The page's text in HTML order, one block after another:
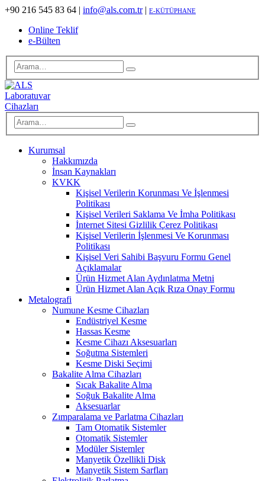
+90 216 545 83 64 | info@als.com.tr| E-KÜTÜPHANE
Online Teklif
e-Bülten
Kurumsal
Hakkımızda
İnsan Kaynakları
KVKK
Kişisel Verilerin Korunması Ve İşlenmesi
Politikası
Kişisel Verileri Saklama Ve İmha Politikası
İnternet Sitesi Gizlilik Çerez Politikası
Kişisel Verilerin İşlenmesi Ve Korunması
Politikası
Kişisel Veri Sahibi Başvuru Formu Genel
Açıklamalar
Ürün Hizmet Alan Aydınlatma Metni
Ürün Hizmet Alan Açık Rıza Onay Formu
Metalografi
Numune Kesme Cihazları
Endüstriyel Kesme
Hassas Kesme
Kesme Cihazı Aksesuarları
Soğutma Sistemleri
Kesme Diski Seçimi
Bakalite Alma Cihazları
Sıcak Bakalite Alma
Soğuk Bakalite Alma
Aksesuarlar
Zımparalama ve Parlatma Cihazları
Tam Otomatik Sistemler
Otomatik Sistemler
Modüler Sistemler
Manyetik Özellikli Disk
Manyetik Sistem Sarfları